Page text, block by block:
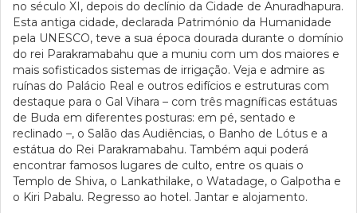
no século XI, depois do declínio da Cidade de Anuradhapura.
Esta antiga cidade, declarada Património da Humanidade
pela UNESCO, teve a sua época dourada durante o domínio
do rei Parakramabahu que a muniu com um dos maiores e
mais sofisticados sistemas de irrigação. Veja e admire as
ruínas do Palácio Real e outros edifícios e estruturas com
destaque para o Gal Vihara – com três magníficas estátuas
de Buda em diferentes posturas: em pé, sentado e
reclinado –, o Salão das Audiências, o Banho de Lótus e a
estátua do Rei Parakramabahu. Também aqui poderá
encontrar famosos lugares de culto, entre os quais o
Templo de Shiva, o Lankathilake, o Watadage, o Galpotha e
o Kiri Pabalu. Regresso ao hotel. Jantar e alojamento.